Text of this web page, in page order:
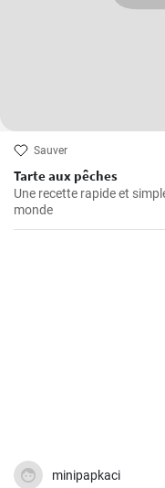
Sauver
Tarte aux pêches
Une recette rapide et
monde
minipapkaci